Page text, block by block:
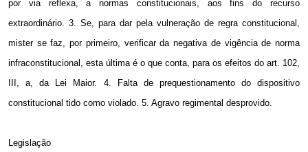
por via reflexa, a normas constitucionais, aos fins do recurso
extraordinário. 3. Se, para dar pela vulneração de regra constitucional,
mister se faz, por primeiro, verificar da negativa de vigência de norma
infraconstitucional, esta última é o que conta, para os efeitos do art. 102,
III, a, da Lei Maior. 4. Falta de prequestionamento do dispositivo
constitucional tido como violado. 5. Agravo regimental desprovido.
Legislação